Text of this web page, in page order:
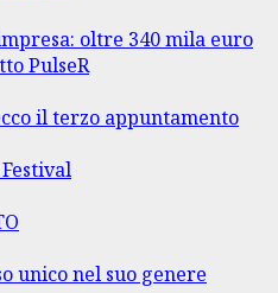
oltre 340 mila euro
PulseR
il terzo appuntamento
unico nel suo genere